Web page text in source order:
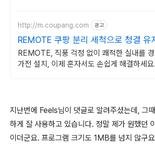
http://m.coupang.com 광고
REMOTE 쿠팡 분리 세척으로 청결 유
REMOTE, 직풍 걱정 없이 쾌적한 실내를
가전 설치, 이제 혼자서도 손쉽게 해결하세요.
지난번에 Feels님이 댓글로 알려주셨는데, 그
하게 잘 사용하고 있습니다. 정말 제가 원했던
이더군요. 프로그램 크기도 1MB를 넘지 않구